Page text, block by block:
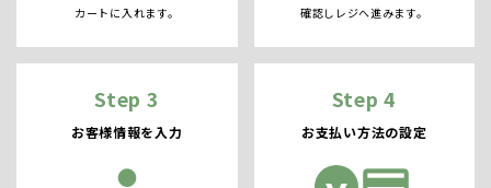
カートに入れます。
確認しレジへ進みます。
Step 3
お客様情報を入力
Step 4
お支払い方法の設定